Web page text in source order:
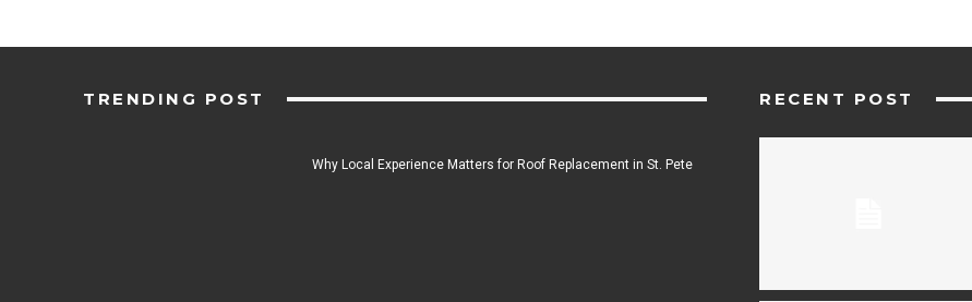
TRENDING POST
Why Local Experience Matters for Roof Replacement in St. Pete
RECENT POST